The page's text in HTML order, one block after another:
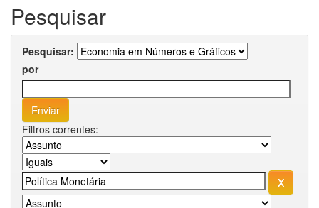
Pesquisar
Pesquisar:
por
Filtros correntes: